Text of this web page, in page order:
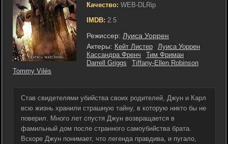
Качество: WEB-DLRip
IMDB: 2.5
Режиссер: Луиса Уоррен
Актеры: Кейт Листер
Луиса Уоррен
Кассандра Френч
Тим Фриман
Darrell Griggs
Tiffany-Ellen Robinson
Tommy Vilés
Став свидетелями убийства своих родителей, Джун и Карл
всю жизнь хранили страшную тайну, в которую никто бы не
поверил. Много лет спустя Джун возвращается в
фамильный дом после странного самоубийства брата.
Вскоре Джун понимает, что легенда правдива, и пугало,